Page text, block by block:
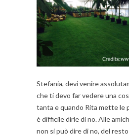
Stefania, devi venire
che ti devo far vedere una
tanta e quando Rita mette le
è difficile dirle di no. Alle
non si può dire di no, del